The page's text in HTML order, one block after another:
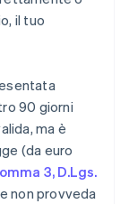
il tuo
90 giorni
ma è
(da euro
3, D.Lgs.
non provveda